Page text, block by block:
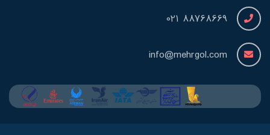
88768669 021
info@mehrgol.com